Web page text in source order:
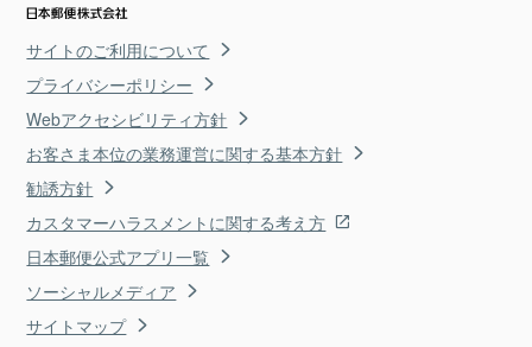
サイトのご利用について
プライバシーポリシー
Webアクセシビリティ方針
お客さま本位の業務運営に関する基本方針
勧誘方針
カスタマーハラスメントに関する考え方
日本郵便公式アプリ一覧
ソーシャルメディア
サイトマップ